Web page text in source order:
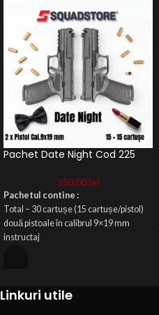
Pachet Date Night Cod 225
350.00lei
Pachetul contine :
Total – 30 cartușe (15 cartușe/pistol)
douăpistoale în calibrul 9×19 mm
instructaj
auditivă+ochelari)
Linkuri utile